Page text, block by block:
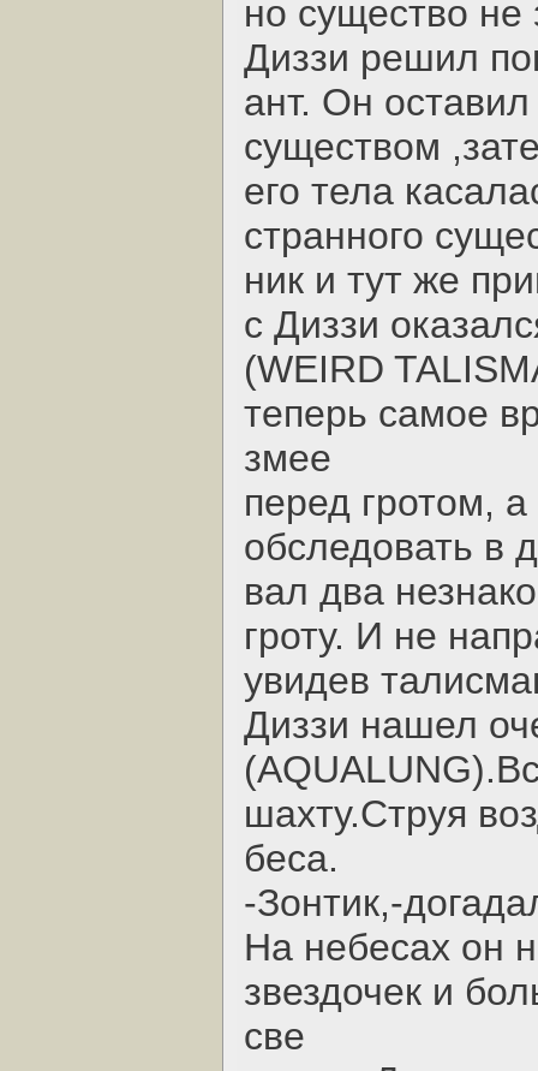
но существо не
Диззи решил
ант. Он
существом
его тела
странного
ник и тут же
с Диззи
(WEIRD
теперь самое
змее
перед гротом,
обследовать в
вал два
гроту. И не
увидев
Диззи нашел
шахту.Струя
беса.
-Зонтик,-
Hа небесах он
звездочек и
све